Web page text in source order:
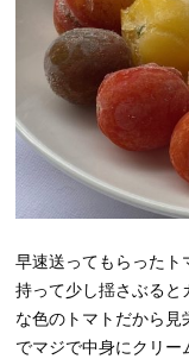
早速送ってもらったト
持って少し揺さぶると
な色のトマトだから見
でマジで中身にクリ